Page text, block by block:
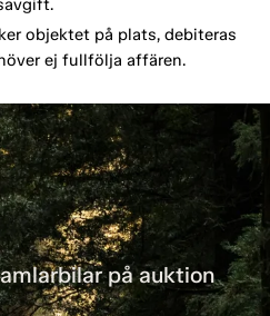
objektet på plats, debiteras
ej fullfölja affären.
på auktion